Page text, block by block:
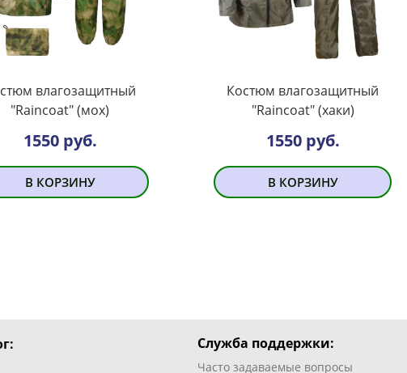
влагозащитный
"Raincoat" (мох)
1550 руб.
В КОРЗИНУ
Костюм влагозащитный
"Raincoat" (хаки)
1550 руб.
В КОРЗИНУ
Служба поддержки:
Часто задаваемые вопросы